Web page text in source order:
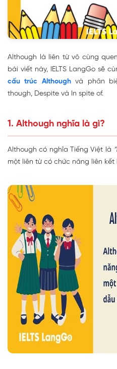
Although là liên từ vô cùng
bài viết này, IELTS LangGo sẽ
cấu trúc Althoughvà phân
though, Despite và In spite of.
1. Although nghĩa là gì?
Although có nghĩa Tiếng Việt là
một liên từ có chức năng liên